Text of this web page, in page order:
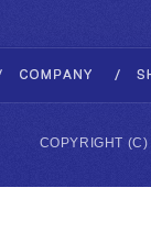
COPYRIGHT